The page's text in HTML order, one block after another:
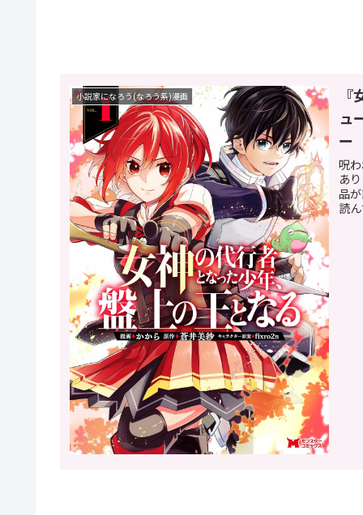
小説家になろう(なろう系)漫画
ュ
ー
呪
あ
品
読